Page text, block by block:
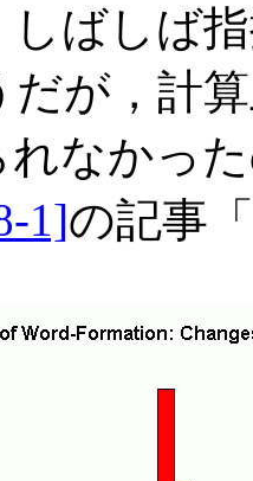
ばしば
だが，計
なかっ
1]の記事「